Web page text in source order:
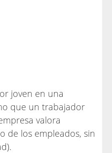
joven en una
que un trabajador
valora
de los empleados, sin